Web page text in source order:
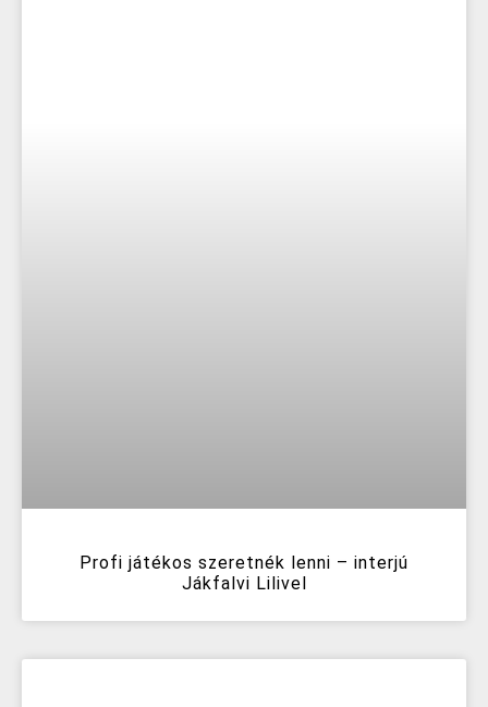
Profi játékos szeretnék lenni – interjú
Jákfalvi Lilivel